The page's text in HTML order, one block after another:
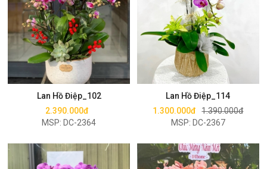
Lan Hồ Điệp_102
2.390.000đ
MSP: DC-2364
Mua ngay
Lan Hồ Điệp_114
1.300.000đ 1.390.000đ
MSP: DC-2367
Mua ngay